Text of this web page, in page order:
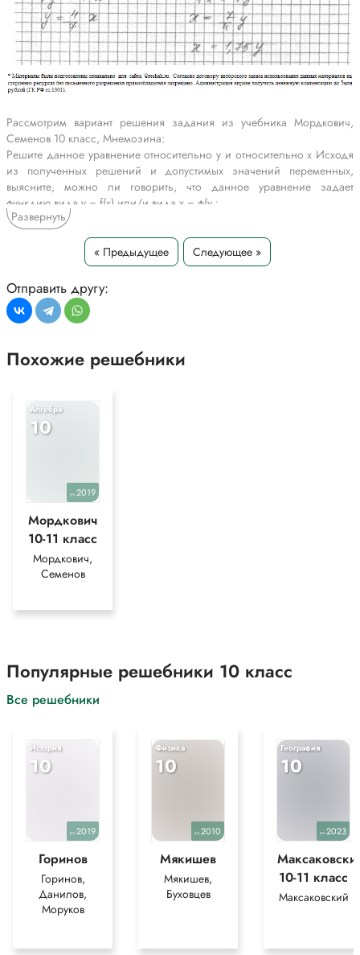
Рассмотрим вариант решения задания из учебника Мордкович,
Семенов 10 класс, Мнемозина:
Решите данное уравнение относительно у и относительно x Исходя
из полученных решений и допустимых значений переменных,
выясните, можно ли говорить, что данное уравнение задает
функдию вида у = f(x) или/и вида x = ф(у :
*Текст задания приводится исключительно в образовательных целях
для более полного понимания решения.
Развернуть
« Предыдущее Следующее »
Отправить другу:
Похожие решебники
Алгебра
10
уч.2019
Мордкович
10-11 класс
Мордкович,
Семенов
Популярные решебники 10 класс
Все решебники
История
10
уч.2019
Горинов
Горинов,
Данилов,
Моруков
Физика
10
уч.2010
Мякишев
Мякишев,
Буховцев
География
10
уч.2023
10-11 класс
Максаковский